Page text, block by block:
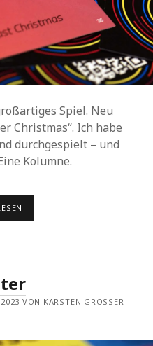
Spiel. Neu
Christmas“. Ich habe
durchgespielt – und
Kolumne.
VON KARSTEN GROSSER